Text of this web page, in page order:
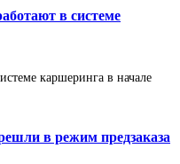
в системе
каршеринга в начале
в режим предзаказа